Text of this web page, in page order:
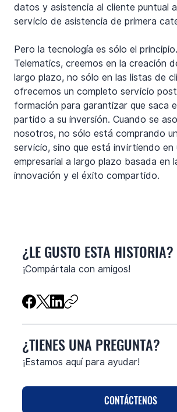
datos y asistencia al cliente puntual
servicio de asistencia de primera
Pero la tecnología es sólo el
Telematics, creemos en la creación
largo plazo, no sólo en las listas de
ofrecemos un completo servicio
formación para garantizar que saca
partido a su inversión. Cuando se
nosotros, no sólo está comprando
servicio, sino que está invirtiendo en
empresarial a largo plazo basada en
innovación y el éxito compartido.
¿LE GUSTO ESTA HISTORIA?
​¡Compártala con amigos!
¿TIENES UNA PREGUNTA?
¡Estamos aquí para ayudar!
CONTÁCTENOS